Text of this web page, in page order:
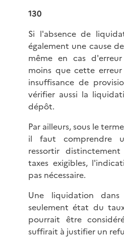
130
Si l'absence de
également une cause
même en cas
moins que cette
insuffisance de
vérifier aussi la
dépôt.
Par ailleurs, sous le
il faut comprendre
ressortir
taxes exigibles,
pas nécessaire.
Une liquidation
seulement état du
pourrait être
suffirait à justifier un